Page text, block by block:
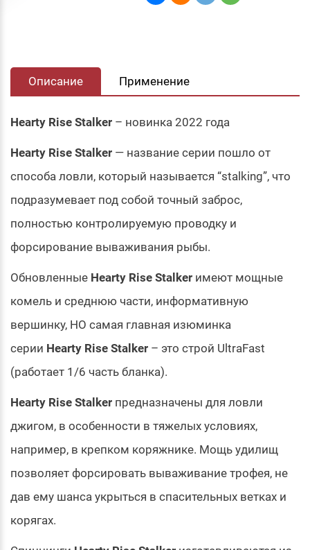
Описание Применение
Hearty Rise Stalker – новинка 2022 года
Hearty Rise Stalker — название серии пошло от
способа ловли, который называется “stalking”, что
подразумевает под собой точный заброс,
полностью контролируемую проводку и
форсирование вываживания рыбы.
Обновленные Hearty Rise Stalker имеют мощные
комель и среднюю части, информативную
вершинку, НО самая главная изюминка
серии Hearty Rise Stalker – это строй UltraFast
(работает 1/6 часть бланка).
Hearty Rise Stalker предназначены для ловли
джигом, в особенности в тяжелых условиях,
например, в крепком коряжнике. Мощь удилищ
позволяет форсировать вываживание трофея, не
дав ему шанса укрыться в спасительных ветках и
корягах.